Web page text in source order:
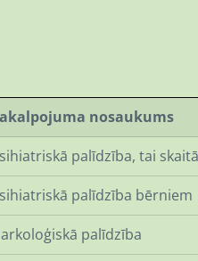
nosaukums
palīdzība bērniem
palīdzība